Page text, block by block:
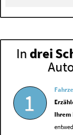
In drei
1
Ihrem